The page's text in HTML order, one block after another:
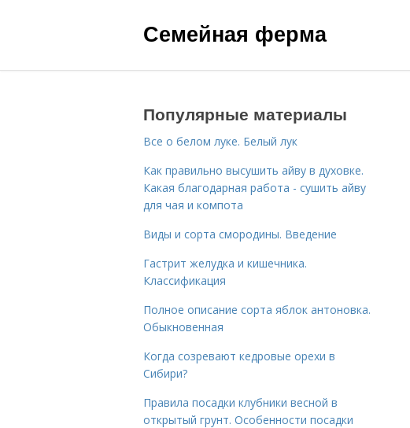
Семейная ферма
Популярные материалы
Все о белом луке. Белый лук
Как правильно высушить айву в духовке.
Какая благодарная работа - сушить айву
для чая и компота
Виды и сорта смородины. Введение
Гастрит желудка и кишечника.
Классификация
Полное описание сорта яблок антоновка.
Обыкновенная
Когда созревают кедровые орехи в
Сибири?
Правила посадки клубники весной в
открытый грунт. Особенности посадки